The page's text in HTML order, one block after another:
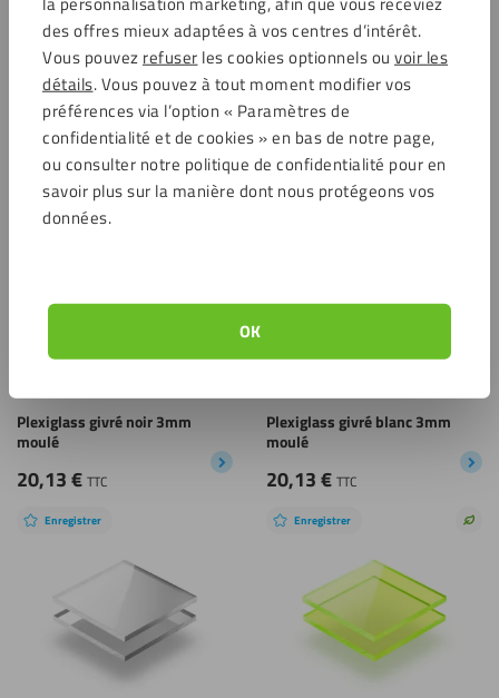
des offres mieux adaptées à vos centres d’intérêt.
Vous pouvezrefuserles cookies optionnels ou voir les
détails. Vous pouvez à tout moment modifier vos
préférences via l’option « Paramètres de
confidentialité et de cookies » en bas de notre page,
ou consulter notre politique de confidentialité pour en
savoir plus sur la manière dont nous protégeons vos
données.
OK
Plexiglass jaune opal 3mm
19,74€ TTC
Plexiglass rouge opal 3mm
19,74€ TTC
Enregistrer
Plexiglass givré noir 3mm
moulé
20,13€ TTC
Enregistrer
Plexiglass givré blanc 3mm
moulé
20,13€ TTC
Enregistrer Enregistrer